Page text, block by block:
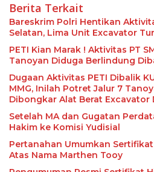
Berita Terkait
Bareskrim Polri Hentikan
Selatan, Lima Unit Excavator
PETI Kian Marak ! Aktivitas PT
Tanoyan Diduga Berlindung
Dugaan Aktivitas PETI Dibalik
MMG, Inilah Potret Jalur 7
Dibongkar Alat Berat Excavator
Setelah MA dan Gugatan
Hakim ke Komisi Yudisial
Pertanahan Umumkan
Atas Nama Marthen Tooy